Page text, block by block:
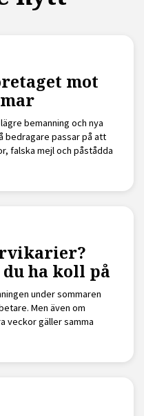
mot
bemanning och nya
bedragare passar på att
falska mejl och påstådda
ha koll på
under sommaren
Men även om
veckor gäller samma